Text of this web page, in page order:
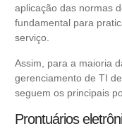
aplicação das normas
fundamental para
serviço.
Assim, para a maioria
gerenciamento de TI
seguem os principais
Prontuários